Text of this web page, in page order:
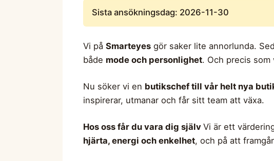
Sista ansökningsdag: 2026-11-30
Vi på Smarteyes gör saker lite annorlunda.
både mode och personlighet. Och precis som
Nu söker vi en butikschef till vår helt nya
inspirerar, utmanar och får sitt team att växa.
Hos oss får du vara dig själv Vi är ett
hjärta, energi och enkelhet, och på att